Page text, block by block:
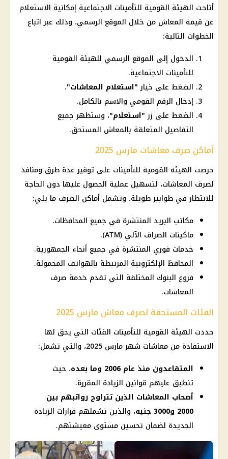
أتاحت الهيئة القومية للتأمينات الاجتماعية إمكانية الاستعلام
عن قيمة المعاش من خلال الموقع الرسمي، وذلك عبر اتباع
الخطوات التالية:
الدخول إلى الموقع الرسمي للهيئة القومية
للتأمينات الاجتماعية.
الضغط على خيار"استعلام المعاشات".
إدخال الرقم القومي والاسم بالكامل.
الضغط على زر"استعلام"، وستظهر جميع
التفاصيل المتعلقة بالمعاش المستحق.
أماكن صرف معاشات مارس 2025
حرصت الهيئة القومية للتأمينات على توفير عدة طرق ومنافذ
لصرف المعاشات، لتسهيل عملية الحصول عليها دون الحاجة
للانتظار في طوابير طويلة. وتشمل أماكن الصرف ما يلي:
مكاتب البريد المنتشرة في جميع المحافظات.
ماكينات الصراف الآلي (ATM).
خدمات فوري المنتشرة في جميع أنحاء الجمهورية.
المحافظ الإلكترونية المرتبطة بالهواتف المحمولة.
فروع البنوك المختلفة التي تقدم خدمة صرف
المعاشات.
الفئات المستحقة لصرف معاش مارس 2025
حددت الهيئة القومية للتأمينات الفئات التي يحق لها
الاستفادة من معاشات شهر مارس 2025
، والتي تشمل:
المتقاعدون منذ عام 2006 وما بعده
، حيث
تنطبق عليهم قوانين الزيادة المقررة.
أصحاب المعاشات الذين تتراوح رواتبهم بين
2000 و3000 جنيه
، والذين تشملهم قرارات الزيادة
الجديدة لضمان تحسين مستوى معيشتهم.